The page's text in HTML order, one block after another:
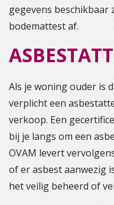
gegevens beschikbaar
bodemattest af.
Als je woning ouder is
verplicht een
verkoop. Een
bij je langs om een
OVAM levert
of er asbest aanwezig
het veilig beheerd of